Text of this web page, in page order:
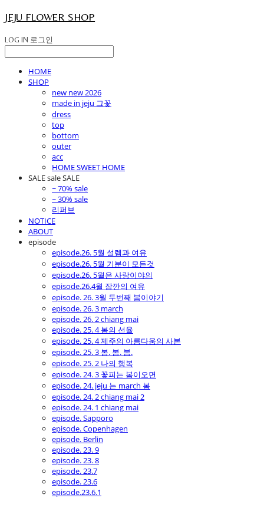
JEJU FLOWER SHOP
LOG IN 로그인
HOME
SHOP
new new 2026
made in jeju 그꽃
dress
top
bottom
outer
acc
HOME SWEET HOME
SALE sale SALE
~ 70% sale
~ 30% sale
리퍼브
NOTICE
ABOUT
episode
episode.26. 5월 설렘과 여유
episode.26. 5월 기분이 모든것
episode.26. 5월은 사랑이야의
episode.26.4월 잠깐의 여유
episode. 26. 3월 두번째 봄이야기
episode. 26. 3 march
episode. 26. 2 chiang mai
episode. 25. 4 봄의 선율
episode. 25. 4 제주의 아름다움의 사본
episode. 25. 3 봄. 봄. 봄.
episode. 25. 2 나의 행복
episode. 24. 3 꽃피는 봄이오면
episode. 24. jeju 는 march 봄
episode. 24. 2 chiang mai 2
episode. 24. 1 chiang mai
episode. Sapporo
episode. Copenhagen
episode. Berlin
episode. 23. 9
episode. 23. 8
episode. 23.7
episode. 23.6
episode.23.6.1